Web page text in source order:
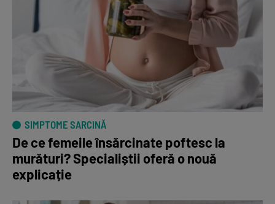
SIMPTOME SARCINĂ
De ce femeile însărcinate poftesc la
murături? Specialiștii oferă o nouă
explicație